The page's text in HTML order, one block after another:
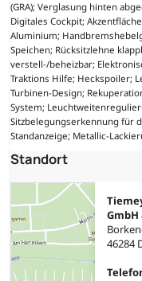
(GRA); Verglasung hinten
Digitales Cockpit;
Aluminium;
Speichen; Rücksitzlehne
verstell-/beheizbar;
Traktions Hilfe; Heckspoiler;
Turbinen-Design;
System;
Sitzbelegungserkennung für
Standanzeige; Metallic-
Standort
GmbH
46284